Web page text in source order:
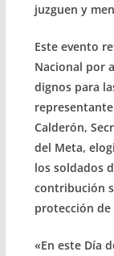
juzguen y
Este evento
Nacional por
dignos para
Calderón,
del Meta,
los soldados
contribución
protección de
«En este Día